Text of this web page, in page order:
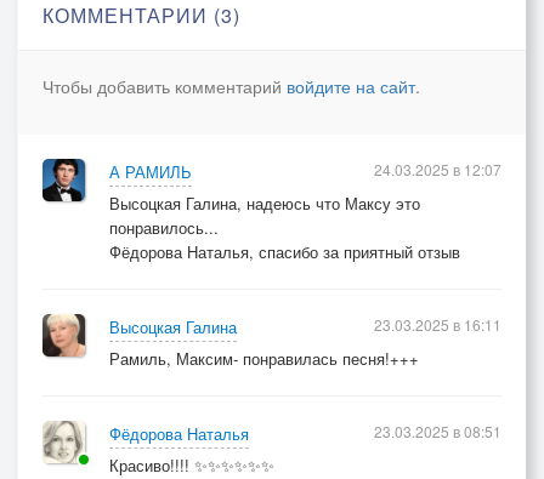
КОММЕНТАРИИ (3)
Чтобы добавить комментарий войдите на сайт.
А РАМИЛЬ
Высоцкая Галина, надеюсь что Максу это
понравилось...
Фёдорова Наталья, спасибо за приятный отзыв
24.03.2025 в 12:07
Высоцкая Галина
Рамиль, Максим- понравилась песня!+++
23.03.2025 в 16:11
Фёдорова Наталья
Красиво!!!! ✨✨✨✨✨✨
23.03.2025 в 08:51